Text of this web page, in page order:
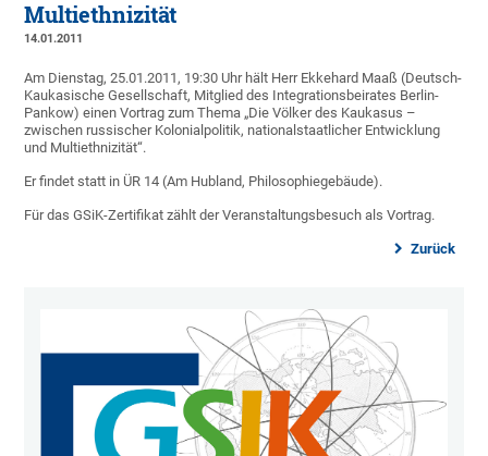
Multiethnizität
14.01.2011
Am Dienstag, 25.01.2011, 19:30 Uhr hält Herr Ekkehard Maaß (Deutsch-
Kaukasische Gesellschaft, Mitglied des Integrationsbeirates Berlin-
Pankow) einen Vortrag zum Thema „Die Völker des Kaukasus –
zwischen russischer Kolonialpolitik, nationalstaatlicher Entwicklung
und Multiethnizität“.
Er findet statt in ÜR 14 (Am Hubland, Philosophiegebäude).
Für das GSiK-Zertifikat zählt der Veranstaltungsbesuch als Vortrag.
Zurück